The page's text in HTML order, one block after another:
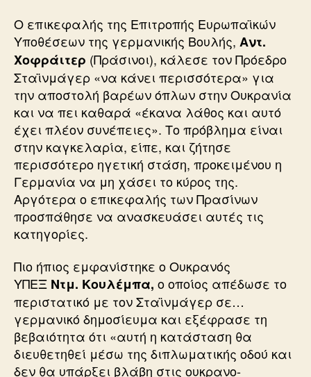
Ο επικεφαλής της Επιτροπής Ευρωπαϊκών
Υποθέσεων της γερμανικής Βουλής, Αντ.
Χοφράιτερ (Πράσινοι), κάλεσε τον Πρόεδρο
Σταϊνμάγερ «να κάνει περισσότερα» για
την αποστολή βαρέων όπλων στην Ουκρανία
και να πει καθαρά «έκανα λάθος και αυτό
έχει πλέον συνέπειες». Το πρόβλημα είναι
στην καγκελαρία, είπε, και ζήτησε
περισσότερο ηγετική στάση, προκειμένου η
Γερμανία να μη χάσει το κύρος της.
Αργότερα ο επικεφαλής των Πρασίνων
προσπάθησε να ανασκευάσει αυτές τις
κατηγορίες.
Πιο ήπιος εμφανίστηκε ο Ουκρανός
ΥΠΕΞ Ντμ. Κουλέμπα, ο οποίος απέδωσε το
περιστατικό με τον Σταϊνμάγερ σε…
γερμανικό δημοσίευμα και εξέφρασε τη
βεβαιότητα ότι «αυτή η κατάσταση θα
διευθετηθεί μέσω της διπλωματικής οδού και
δεν θα υπάρξει βλάβη στις ουκρανο-